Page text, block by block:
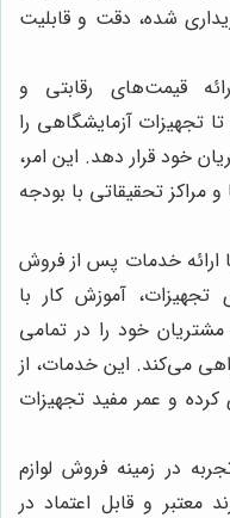
شده، دقت و قابلیت
قیمت‌های رقابتی و
تجهیزات آزمایشگاهی را
خود قرار دهد. این امر،
و مراکز تحقیقاتی با بودجه
ارائه خدمات پس از فروش
آموزش کار با
خود را در تمامی
می‌کند. این خدمات، از
کرده و عمر مفید تجهیزات
در زمینه فروش لوازم
معتبر و قابل اعتماد در